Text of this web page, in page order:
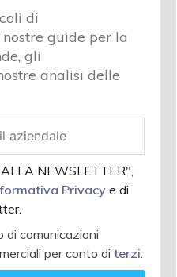
di
guide per la
gli
analisi delle
NEWSLETTER",
Privacye di
di comunicazioni
per conto di terzi.